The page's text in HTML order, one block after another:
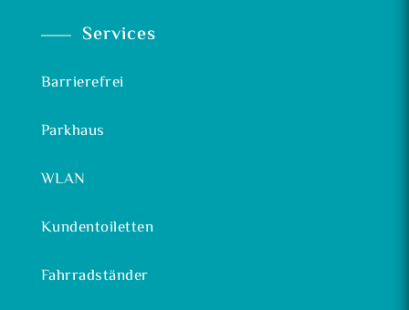
Services
Barrierefrei
Parkhaus
WLAN
Kundentoiletten
Fahrradständer